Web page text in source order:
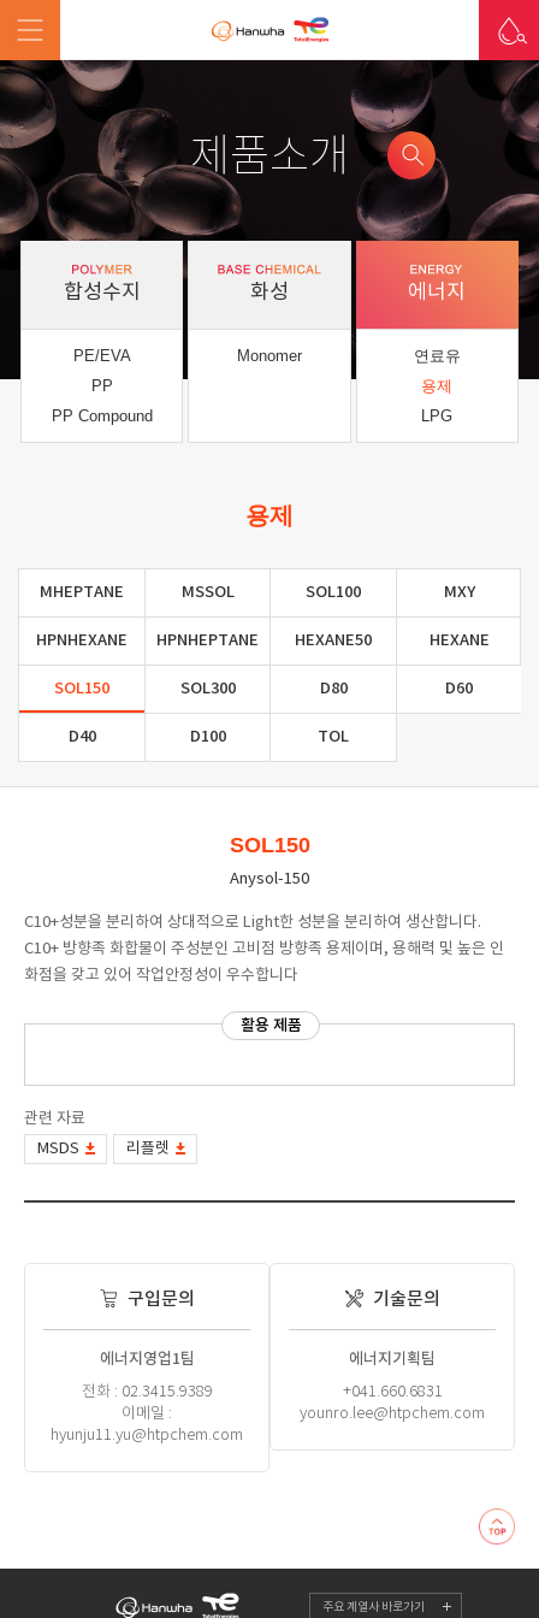
제품소개
합성수지
PE/EVA
PP
PP Compound
화성
Monomer
에너지
연료유
용제
LPG
용제
MHEPTANE MSSOL SOL100 MXY
HPNHEXANE HPNHEPTANE HEXANE50 HEXANE
SOL150 SOL300 D80 D60
D40 D100 TOL
SOL150
Anysol-150
C10+성분을 분리하여 상대적으로 Light한 성분을 분리하여 생산합니다.
C10+ 방향족 화합물이 주성분인 고비점 방향족 용제이며, 용해력 및 높은 인
화점을 갖고 있어 작업안정성이 우수합니다
활용 제품
관련 자료
MSDS
리플렛
구입문의
에너지영업1팀
전화 : 02.3415.9389
이메일 :
hyunju11.yu@htpchem.com
기술문의
에너지기획팀
+041.660.6831
younro.lee@htpchem.com
주요 계열사 바로가기